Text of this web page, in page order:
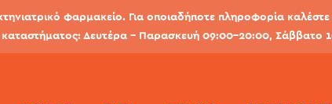
φαρμακείο. Για οποιαδήποτε πληροφορία
Δευτέρα - Παρασκευή 09:00-20:00, Σάββατο